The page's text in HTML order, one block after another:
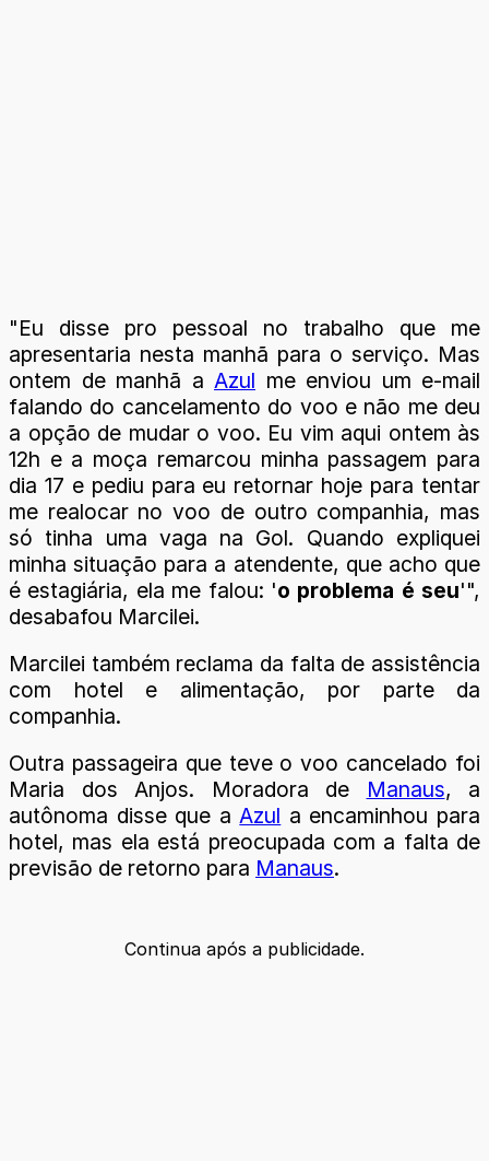
"Eu disse pro pessoal no trabalho que me
apresentaria nesta manhã para o serviço. Mas
ontem de manhã a Azul me enviou um e-mail
falando do cancelamento do voo e não me deu
a opção de mudar o voo. Eu vim aqui ontem às
12h e a moça remarcou minha passagem para
dia 17 e pediu para eu retornar hoje para tentar
me realocar no voo de outro companhia, mas
só tinha uma vaga na Gol. Quando expliquei
minha situação para a atendente, que acho que
é estagiária, ela me falou: 'o problema é seu'",
desabafou Marcilei.
Marcilei também reclama da falta de assistência
com hotel e alimentação, por parte da
companhia.
Outra passageira que teve o voo cancelado foi
Maria dos Anjos. Moradora de
Manaus, a
autônoma disse que aAzul a encaminhou para
hotel, mas ela está preocupada com a falta de
previsão de retorno para Manaus.
Continua após a publicidade.